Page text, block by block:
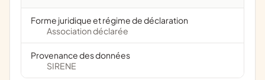
Forme juridique et régime de déclaration
Association déclarée
Provenance des données
SIRENE